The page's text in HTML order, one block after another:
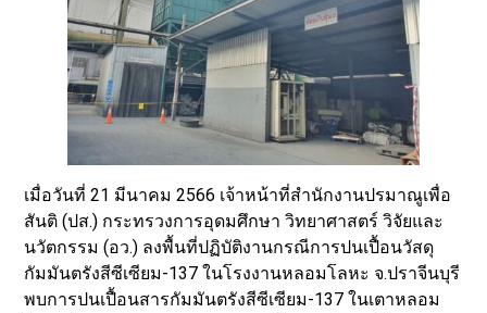
เมื่อวันที่ 21 มีนาคม 2566 เจ้าหน้าที่สำนักงานปรมาณูเพื่อ
สันติ (ปส.) กระทรวงการอุดมศึกษา วิทยาศาสตร์ วิจัยและ
นวัตกรรม (อว.) ลงพื้นที่ปฏิบัติงานกรณีการปนเปื้อนวัสดุ
กัมมันตรังสีซีเซียม-137 ในโรงงานหลอมโลหะ จ.ปราจีนบุรี
พบการปนเปื้อนสารกัมมันตรังสีซีเซียม-137 ในเตาหลอม